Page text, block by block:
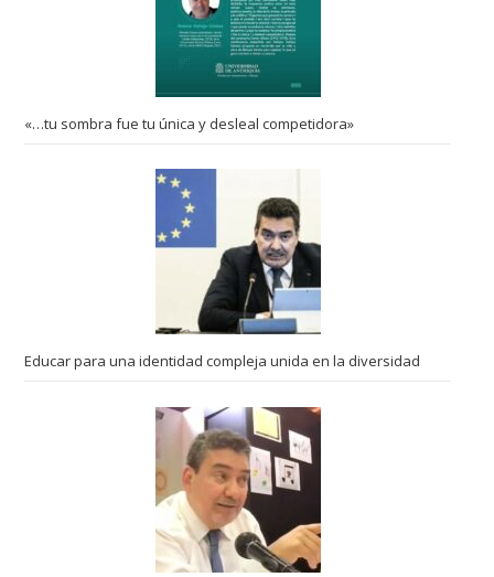
«…tu sombra fue tu única y desleal competidora»
Educar para una identidad compleja unida en la diversidad